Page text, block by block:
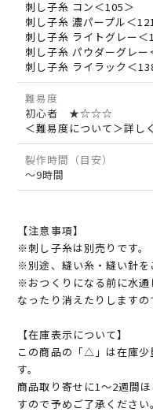
刺し子糸 コン＜105＞
刺し子糸 濃パープル＜
刺し子糸 ライトグレー＜
刺し子糸 パウダーグレー
刺し子糸 ライラック＜
難易度
初心者 ★☆☆☆
＜難易度について＞詳し
製作時間（目安）
～9時間
【注意事項】
※刺し子糸は別売りです。
※別途、縫い糸・縫い針を
※おつくりになる前に水通
なったり消えたりしますの
【在庫表示について】
この商品の「△」は在庫少
す。
商品取り寄せに1～2週間
すので予めご了承ください。